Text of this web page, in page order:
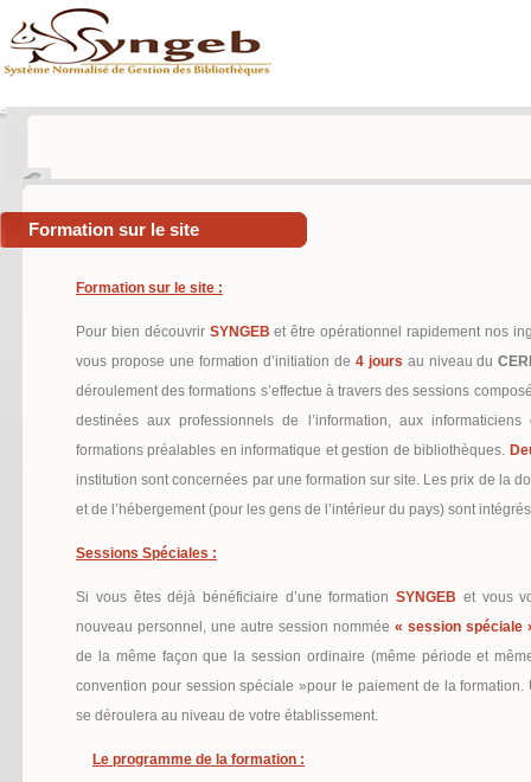
Formation sur le site
Formation sur le site :
Pour bien découvrir SYNGEB et être opérationnel rapidement nos
vous propose une formation d’initiation de 4 jours au niveau du
déroulement des formations s’effectue à travers des sessions
destinées aux professionnels de l’information, aux
formations préalables en informatique et gestion de bibliothèques.
institution sont concernées par une formation sur site. Les prix de la
et de l’hébergement (pour les gens de l’intérieur du pays) sont
Sessions Spéciales :
Si vous êtes déjà bénéficiaire d’une formationSYNGEB et vous
nouveau personnel, une autre session nommée « session spéciale
de la même façon que la session ordinaire (même période et
convention pour session spéciale »pour le paiement de la
se déroulera au niveau de votre établissement.
Le programme de la formation :